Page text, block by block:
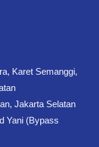
Karet Semanggi,
Jakarta Selatan
Yani (Bypass